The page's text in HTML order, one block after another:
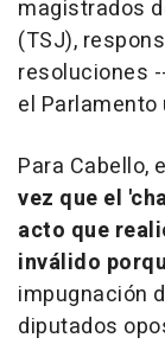
magistrados
(TSJ),
resoluciones
el
Para Cabello,
vez que el
acto que
inválido
impugnación
diputados